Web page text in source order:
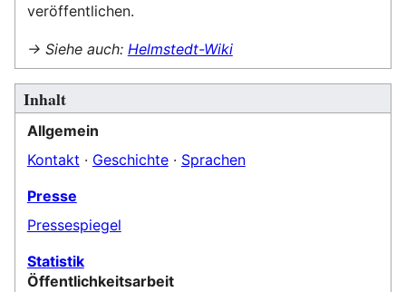
veröffentlichen.
→ Siehe auch: Helmstedt-Wiki
Inhalt
Allgemein
Kontakt · Geschichte· Sprachen
Presse
Pressespiegel
Statistik
Öffentlichkeitsarbeit